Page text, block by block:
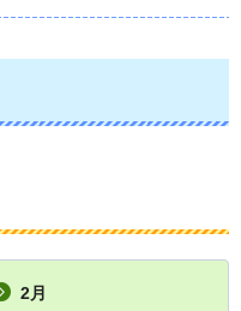
2月